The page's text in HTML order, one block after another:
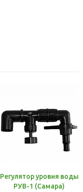
Регулятор уровня воды
РУВ-1 (Самара)